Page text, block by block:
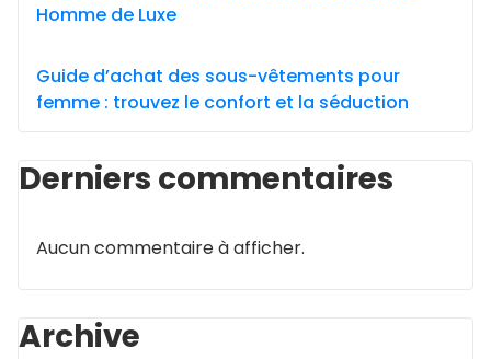
Homme de Luxe
Guide d’achat des sous-vêtements pour
femme : trouvez le confort et la séduction
Derniers commentaires
Aucun commentaire à afficher.
Archive